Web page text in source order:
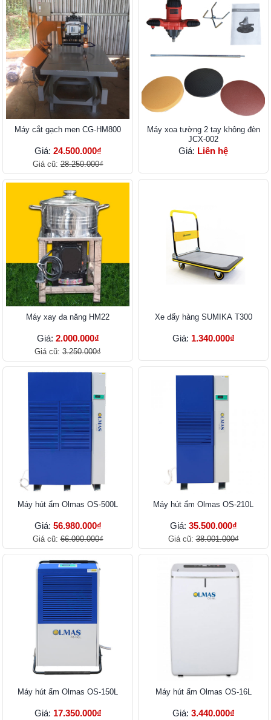
Máy cắt gạch men CG-HM800
Giá: 24.500.000₫
Giá cũ:28.250.000₫
Máy xoa tường 2 tay không đèn
JCX-002
Giá: Liên hệ
Máy xay đa năng HM22
Giá: 2.000.000₫
Giá cũ: 3.250.000₫
Xe đẩy hàng SUMIKA T300
Giá: 1.340.000₫
Máy hút ẩm Olmas OS-500L
Giá: 56.980.000₫
Giá cũ:66.090.000₫
Máy hút ẩm Olmas OS-210L
Giá: 35.500.000₫
Giá cũ:38.001.000₫
Máy hút ẩm Olmas OS-150L
Giá: 17.350.000₫
Máy hút ẩm Olmas OS-16L
Giá: 3.440.000₫